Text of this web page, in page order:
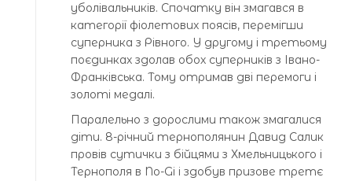
уболівальників. Спочатку він змагався в
категорії фіолетових поясів, перемігши
суперника з Рівного. У другому і третьому
поєдинках здолав обох суперників з Івано-
Франківська. Тому отримав дві перемоги і
золоті медалі.
Паралельно з дорослими також змагалися
діти. 8-річний тернополянин Давид Салик
провів сутички з бійцями з Хмельницького і
Тернополя в No-Gi і здобув призове третє